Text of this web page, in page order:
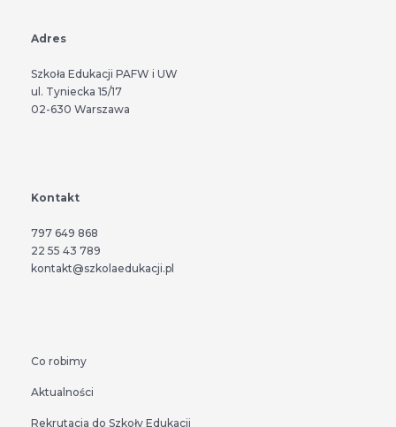
Adres
Szkoła Edukacji PAFW i UW
ul. Tyniecka 15/17
02-630 Warszawa
Kontakt
797 649 868
22 55 43 789
kontakt@szkolaedukacji.pl
Co robimy
Aktualności
Rekrutacja do Szkoły Edukacji